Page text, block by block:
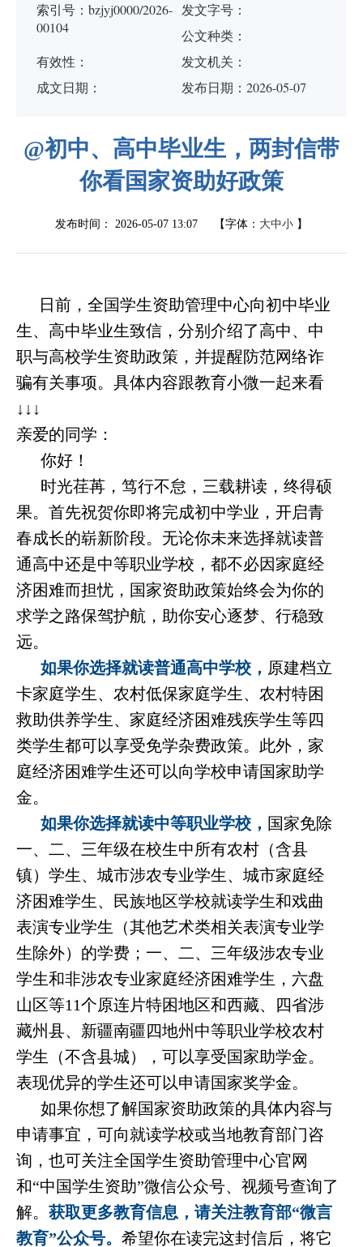
索引号：bzjyj0000/2026-
00104
发文字号：
公文种类：
有效性：
发文机关：
成文日期：
发布日期：2026-05-07
@初中、高中毕业生，两封信带
你看国家资助好政策
发布时间： 2026-05-07 13:07 【字体： 大中小 】
日前，全国学生资助管理中心向初中毕业
生、高中毕业生致信，分别介绍了高中、中
职与高校学生资助政策，并提醒防范网络诈
骗有关事项。具体内容跟教育小微一起来看
↓↓↓
亲爱的同学：
你好！
时光荏苒，笃行不怠，三载耕读，终得硕
果。首先祝贺你即将完成初中学业，开启青
春成长的崭新阶段。无论你未来选择就读普
通高中还是中等职业学校，都不必因家庭经
济困难而担忧，国家资助政策始终会为你的
求学之路保驾护航，助你安心逐梦、行稳致
远。
如果你选择就读普通高中学校， 原建档立
卡家庭学生、农村低保家庭学生、农村特困
救助供养学生、家庭经济困难残疾学生等四
类学生都可以享受免学杂费政策。此外，家
庭经济困难学生还可以向学校申请国家助学
金。
如果你选择就读中等职业学校， 国家免除
一、二、三年级在校生中所有农村（含县
镇）学生、城市涉农专业学生、城市家庭经
济困难学生、民族地区学校就读学生和戏曲
表演专业学生（其他艺术类相关表演专业学
生除外）的学费；一、二、三年级涉农专业
学生和非涉农专业家庭经济困难学生，六盘
山区等11个原连片特困地区和西藏、四省涉
藏州县、新疆南疆四地州中等职业学校农村
学生（不含县城），可以享受国家助学金。
表现优异的学生还可以申请国家奖学金。
如果你想了解国家资助政策的具体内容与
申请事宜，可向就读学校或当地教育部门咨
询，也可关注全国学生资助管理中心官网
和“中国学生资助”微信公众号、视频号查询了
解。 获取更多教育信息，请关注教育部“微言
教育”公众号。 希望你在读完这封信后，将它